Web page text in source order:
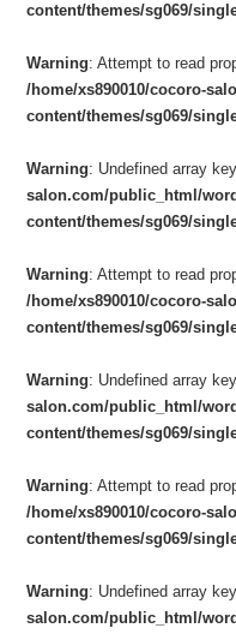
content/themes/sg069/
Warning: Attempt to read
/home/xs890010/cocoro-
content/themes/sg069/
Warning: Undefined array
salon.com/public_html/
content/themes/sg069/
Warning: Attempt to read
/home/xs890010/cocoro-
content/themes/sg069/
Warning: Undefined array
salon.com/public_html/
content/themes/sg069/
Warning: Attempt to read
/home/xs890010/cocoro-
content/themes/sg069/
Warning: Undefined array
salon.com/public_html/